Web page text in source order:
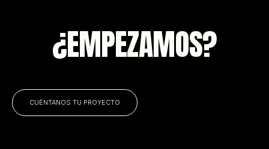
¿EMPEZAMOS?
CUÉNTANOS TU PROYECTO